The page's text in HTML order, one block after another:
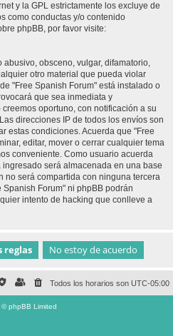
y la GPL estrictamente los excluye de
como conductas y/o contenido
phpBB, por favor visite:
obsceno, vulgar, difamatorio,
otro material que pueda violar
"Free Spanish Forum" está instalado o
que sea inmediata y
oportuno, con notificación a su
direcciones IP de todos los envíos son
estas condiciones. Acuerda que "Free
editar, mover o cerrar cualquier tema
conveniente. Como usuario acuerda
será almacenada en una base
no será compartida con ninguna tercera
Forum" ni phpBB podrán
intento de hacking que conlleve a
Todos los horarios son UTC-05:00
phpBB Limited